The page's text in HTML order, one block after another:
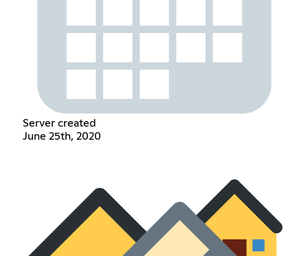
Server created
June 25th, 2020